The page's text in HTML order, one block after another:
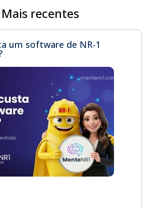
Mais recentes
um software de NR-1